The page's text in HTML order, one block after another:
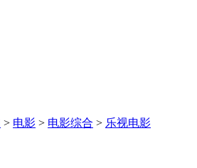
> 电影 > 电影综合 > 乐视电影